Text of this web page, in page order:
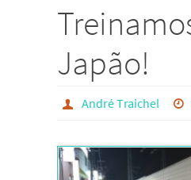
Japão!
André Traichel